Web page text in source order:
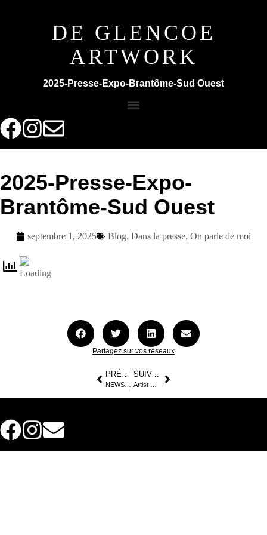
DE GLENCOE
ARTWORK
2025-Presse-Expo-Brantôme-Sud Ouest
2025-Presse-Expo-
Brantôme-Sud Ouest
septembre 1, 2025 Blog, Dans la presse, On parle de moi
Partagez sur vos réseaux
PRÉCÉDENT
NEWSLETTER – Août 2025
SUIVANT